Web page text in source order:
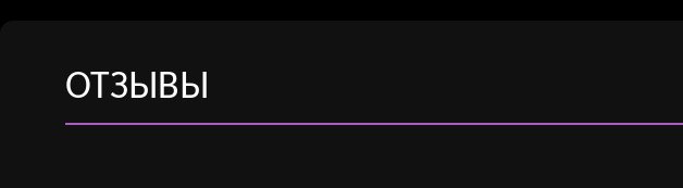
ОТЗЫВЫ